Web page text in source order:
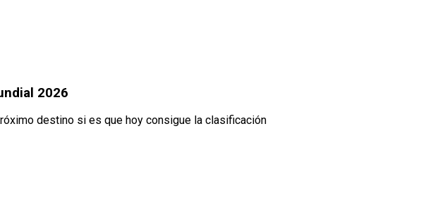
2026
destino si es que hoy consigue la clasificación